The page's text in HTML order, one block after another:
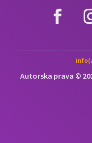
Autorska prava ©